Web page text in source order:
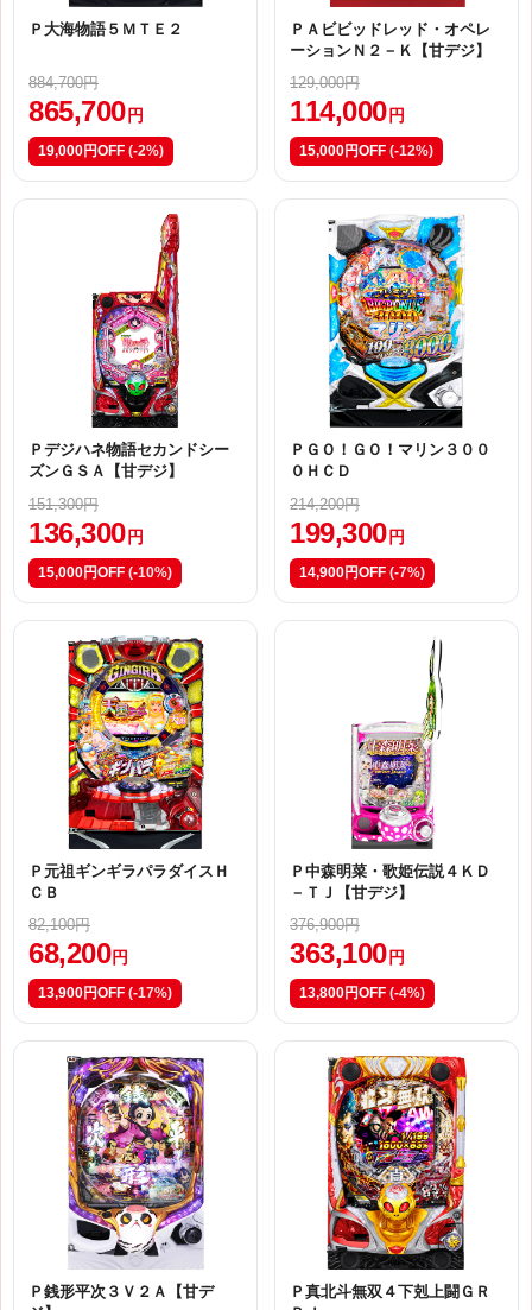
Ｐ大海物語５ＭＴＥ２
884,700円
865,700 円
19,000円OFF (-2%)
ＰＡビビッドレッド・オペレ
ーションＮ２－Ｋ【甘デジ】
129,000円
114,000 円
15,000円OFF (-12%)
Ｐデジハネ物語セカンドシー
ズンＧＳＡ【甘デジ】
151,300円
136,300 円
15,000円OFF (-10%)
ＰＧＯ！ＧＯ！マリン３００
０ＨＣＤ
214,200円
199,300 円
14,900円OFF (-7%)
Ｐ元祖ギンギラパラダイスＨ
ＣＢ
82,100円
68,200 円
13,900円OFF (-17%)
Ｐ中森明菜・歌姫伝説４ＫＤ
－ＴＪ【甘デジ】
376,900円
363,100 円
13,800円OFF (-4%)
Ｐ銭形平次３Ｖ２Ａ【甘デ
Ｐ真北斗無双４下剋上闘ＧＲ